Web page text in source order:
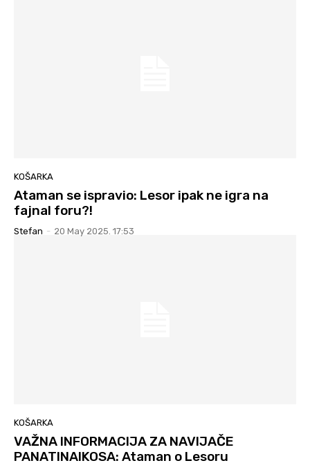
KOŠARKA
Ataman se ispravio: Lesor ipak ne igra na
fajnal foru?!
Stefan - 20 May 2025. 17:53
KOŠARKA
VAŽNA INFORMACIJA ZA NAVIJAČE
PANATINAIKOSA: Ataman o Lesoru